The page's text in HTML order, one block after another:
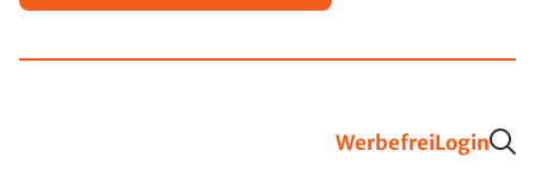
WerbefreiLogin